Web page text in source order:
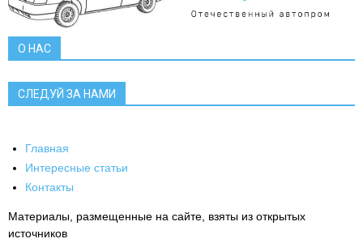
О НАС
СЛЕДУЙ ЗА НАМИ
Главная
Интересные статьи
Контакты
Материалы, размещенные на сайте, взяты из открытых
источников